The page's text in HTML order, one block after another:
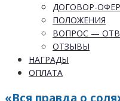
ДОГОВОР-
ПОЛОЖЕНИЯ
ВОПРОС —
ОТЗЫВЫ
НАГРАДЫ
ОПЛАТА
«Вся правда о